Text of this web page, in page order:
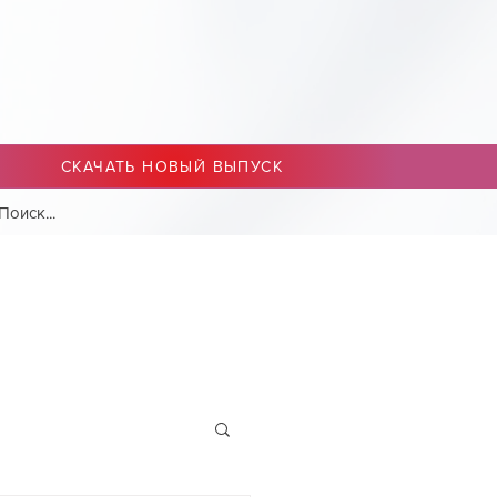
СКАЧАТЬ НОВЫЙ ВЫПУСК